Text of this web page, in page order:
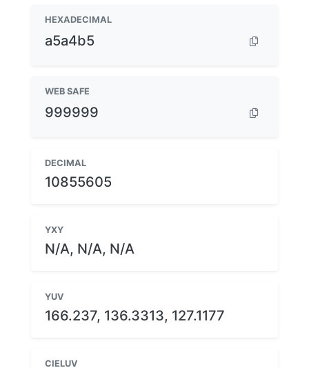
HEXADECIMAL
a5a4b5
WEB SAFE
999999
DECIMAL
10855605
YXY
N/A, N/A, N/A
YUV
166.237, 136.3313, 127.1177
CIELUV